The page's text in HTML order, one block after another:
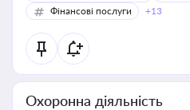
Фінансові послуги
+13
Охоронна діяльність